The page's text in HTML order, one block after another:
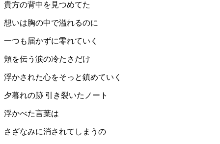
貴方の背中を見つめてた
想いは胸の中で溢れるのに
一つも届かずに零れていく
頬を伝う涙の冷たさだけ
浮かされた心をそっと鎮めていく
夕暮れの跡 引き裂いたノート
浮かべた言葉は
さざなみに消されてしまうの